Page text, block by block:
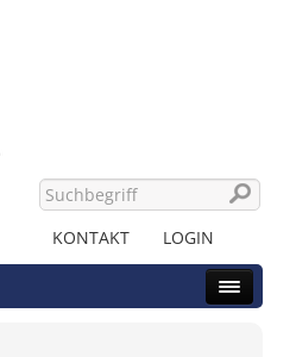
KONTAKT LOGIN